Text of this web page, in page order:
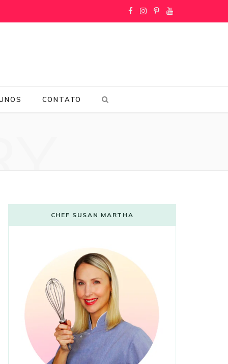
I P Y
CONTATO
CHEF SUSAN MARTHA